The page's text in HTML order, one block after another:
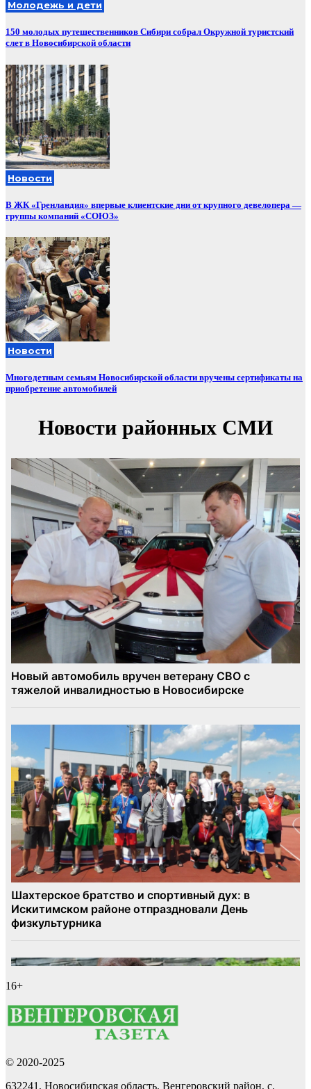
Молодежь и дети
150 молодых путешественников Сибири собрал Окружной туристский
слет в Новосибирской области
Новости
В ЖК «Гренландия» впервые клиентские дни от крупного девелопера —
группы компаний «СОЮЗ»
Новости
Многодетным семьям Новосибирской области вручены сертификаты на
приобретение автомобилей
16+
© 2020-2025
632241, Новосибирская область, Венгеровский район, с.